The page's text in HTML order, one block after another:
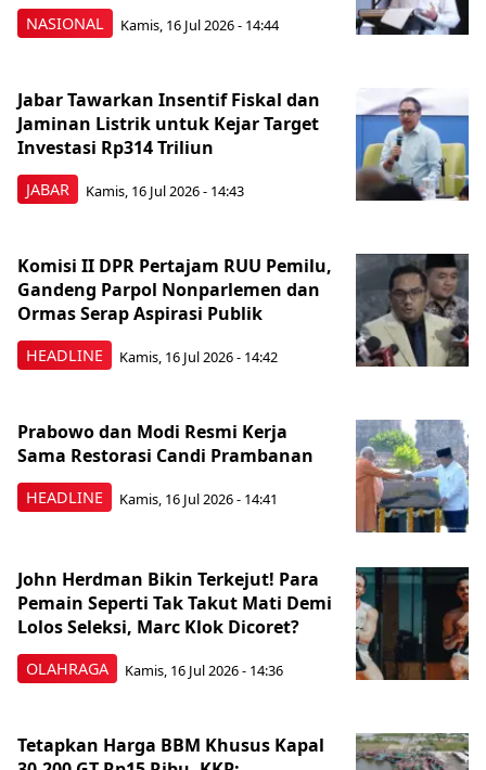
NASIONAL Kamis, 16 Jul 2026 - 14:44
JABAR
Jabar Tawarkan Insentif Fiskal dan
Jaminan Listrik untuk Kejar Target
Investasi Rp314 Triliun
Kamis, 16 Jul 2026 - 14:43
HEADLINE
Komisi II DPR Pertajam RUU Pemilu,
Gandeng Parpol Nonparlemen dan
Ormas Serap Aspirasi Publik
Kamis, 16 Jul 2026 - 14:42
HEADLINE
Prabowo dan Modi Resmi Kerja
Sama Restorasi Candi Prambanan
Kamis, 16 Jul 2026 - 14:41
OLAHRAGA
John Herdman Bikin Terkejut! Para
Pemain Seperti Tak Takut Mati Demi
Lolos Seleksi, Marc Klok Dicoret?
Kamis, 16 Jul 2026 - 14:36
Tetapkan Harga BBM Khusus Kapal